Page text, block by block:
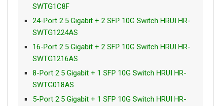
SWTG1C8F
24-Port 2.5 Gigabit + 2 SFP 10G Switch HRUI HR-
SWTG1224AS
16-Port 2.5 Gigabit + 2 SFP 10G Switch HRUI HR-
SWTG1216AS
8-Port 2.5 Gigabit + 1 SFP 10G Switch HRUI HR-
SWTG018AS
5-Port 2.5 Gigabit + 1 SFP 10G Switch HRUI HR-